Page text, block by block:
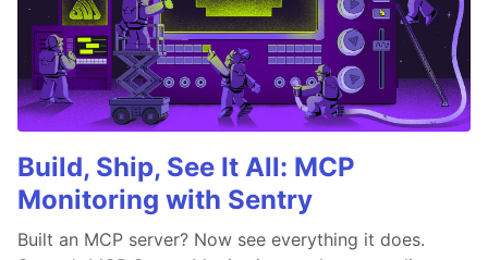
Build, Ship, See It All: MCP
Monitoring with Sentry
Built an MCP server? Now see everything it does.